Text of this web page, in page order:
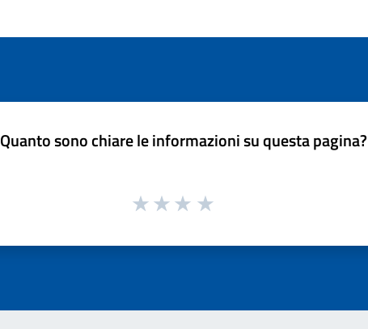
Quanto sono chiare le informazioni su questa pagina?